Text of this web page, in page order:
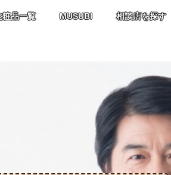
化粧品一覧 MUSUBI 相談店を探す